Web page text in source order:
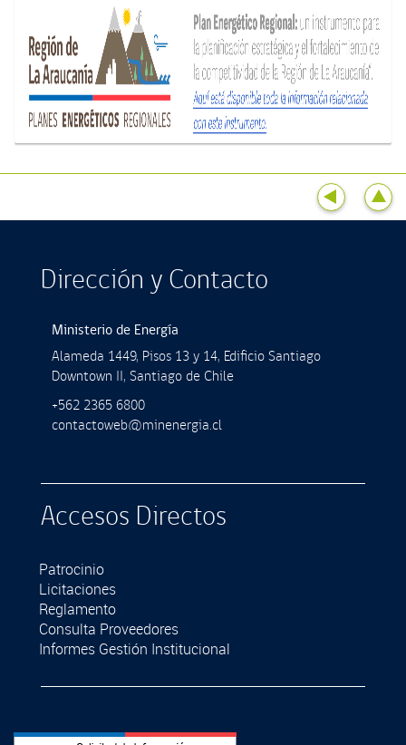
Dirección y Contacto
Ministerio de Energía
Alameda 1449, Pisos 13 y 14, Ediﬁcio Santiago
Downtown II, Santiago de Chile
+562 2365 6800
contactoweb@minenergia.cl
Accesos Directos
Patrocinio
Licitaciones
Reglamento
Consulta Proveedores
Informes Gestión Institucional